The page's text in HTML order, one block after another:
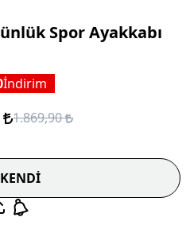
Spor Ayakkabı
İndirim
1.869,90